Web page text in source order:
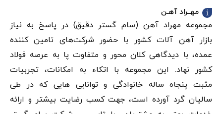
مهــراد آهـن
مجموعه مهراد آهن (سام گستر دقيق) در پاسخ به نیاز
بازار آهن‌ آلات کشور با حضور شرکت‌های تامین کننده
عمده، با دیدگاهی کلان محور و متفاوت پا به عرصه فولاد
کشور نهاد. این مجموعه با اتکاء به امکانات، تجربیات
مثبت پنجاه ساله خانوادگی و توانایی هایی که در طی
سالیان گرد آورده است، جهت کسب رضایت بیشتر و ارائه